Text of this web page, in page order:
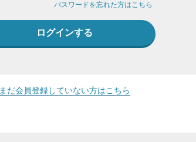
パスワードを忘れた方はこちら
まだ会員登録していない方はこちら